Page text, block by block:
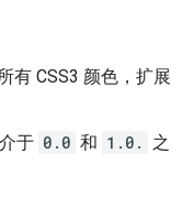
有 CSS3 颜色，扩展
于 0.0 和 1.0.
之